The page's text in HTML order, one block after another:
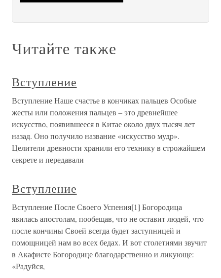
Читайте также
Вступление
Вступление Наше счастье в кончиках пальцев Особые
жесты или положения пальцев – это древнейшее
искусство, появившееся в Китае около двух тысяч лет
назад. Оно получило название «искусство мудр».
Целители древности хранили его технику в строжайшем
секрете и передавали
Вступление
Вступление После Своего Успения[1] Богородица
явилась апостолам, пообещав, что не оставит людей, что
после кончины Своей всегда будет заступницей и
помощницей нам во всех бедах. И вот столетиями звучит
в Акафисте Богородице благодарственно и ликующе:
«Радуйся,